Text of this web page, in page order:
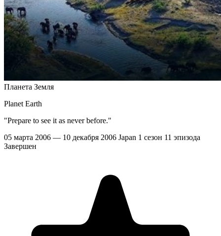
Планета Земля
Planet Earth
"Prepare to see it as never before."
05 марта 2006 — 10 декабря 2006 Japan 1 сезон 11 эпизода
Завершен